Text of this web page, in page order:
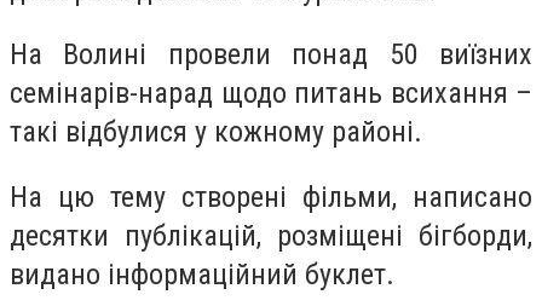
На Волині провели понад 50 виїзних
семінарів-нарад щодо питань всихання –
такі відбулися у кожному районі.
На цю тему створені фільми, написано
десятки публікацій, розміщені бігборди,
видано інформаційний буклет.